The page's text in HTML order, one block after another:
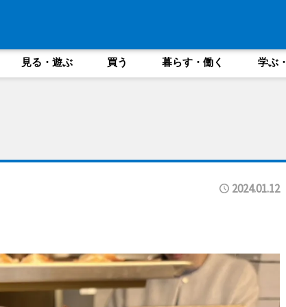
見る・遊ぶ 買う 暮らす・働く 学ぶ
2024.01.12